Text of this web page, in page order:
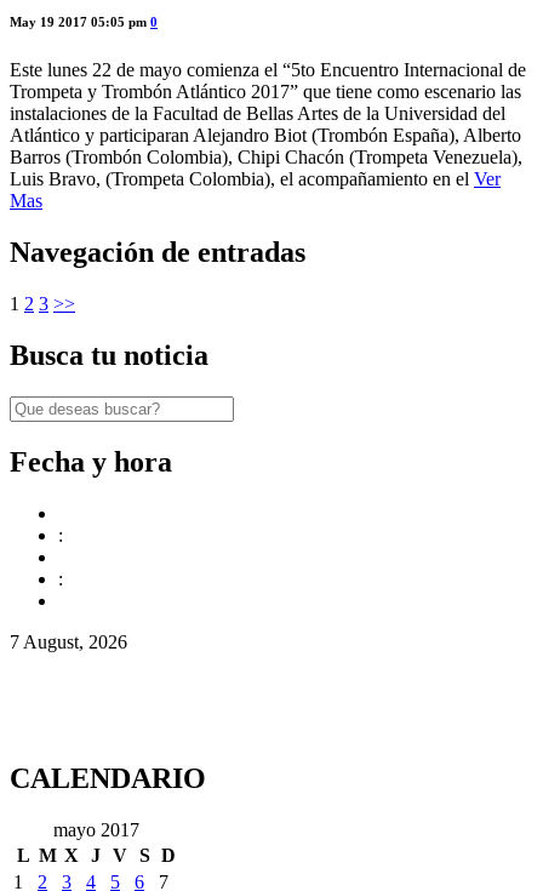
May 19 2017 05:05 pm 0
Este lunes 22 de mayo comienza el “5to Encuentro Internacional de
Trompeta y Trombón Atlántico 2017” que tiene como escenario las
instalaciones de la Facultad de Bellas Artes de la Universidad del
Atlántico y participaran Alejandro Biot (Trombón España), Alberto
Barros (Trombón Colombia), Chipi Chacón (Trompeta Venezuela),
Luis Bravo, (Trompeta Colombia), el acompañamiento en el Ver
Mas
Navegación de entradas
1 2 3 >>
Busca tu noticia
Fecha y hora
:
:
7 August, 2026
CALENDARIO
mayo 2017
L M X J V S D
1
2 3 4 5 6 7